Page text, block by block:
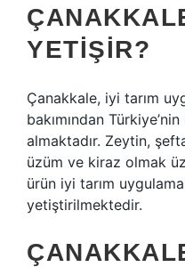
YETIŞIR?
Çanakkale, iyi tarım
bakımından
almaktadır. Zeytin,
üzüm ve kiraz olmak
ürün iyi tarım
yetiştirilmektedir.